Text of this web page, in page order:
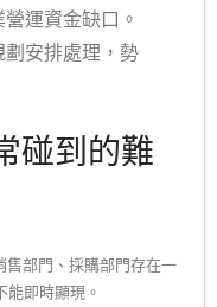
運資金缺口。
安排處理，勢
碰到的難
部門、採購部門存在一
即時顯現。